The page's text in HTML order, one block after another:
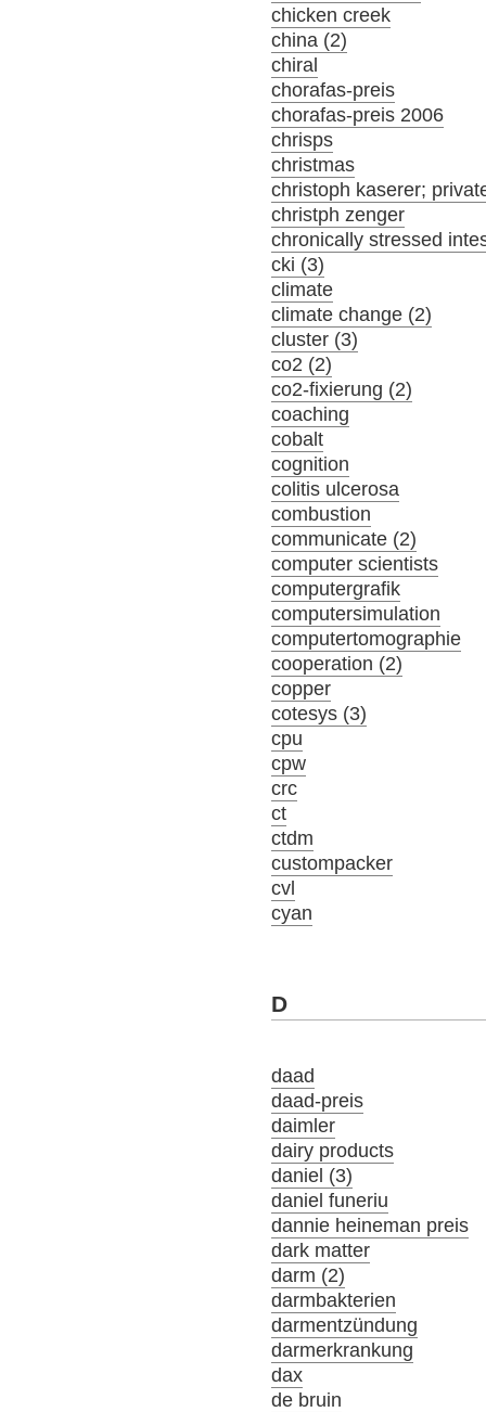
chicken creek
china (2)
chiral
chorafas-preis
chorafas-preis 2006
chrisps
christmas
christoph kaserer;
christph zenger
chronically stressed
cki (3)
climate
climate change (2)
cluster (3)
co2 (2)
co2-fixierung (2)
coaching
cobalt
cognition
colitis ulcerosa
combustion
communicate (2)
computer scientists
computergrafik
computersimulation
computertomographie
cooperation (2)
copper
cotesys (3)
cpu
cpw
crc
ct
ctdm
custompacker
cvl
cyan
D
daad
daad-preis
daimler
dairy products
daniel (3)
daniel funeriu
dannie heineman preis
dark matter
darm (2)
darmbakterien
darmentzündung
darmerkrankung
dax
de bruin